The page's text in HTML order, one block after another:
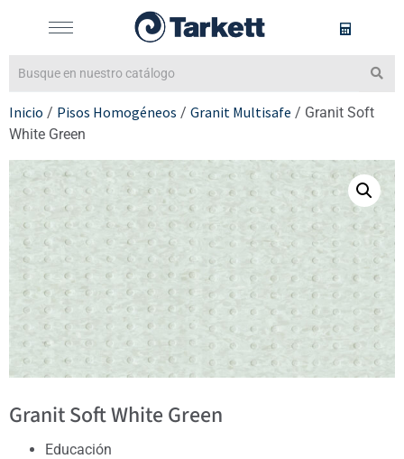
Inicio / Pisos Homogéneos / Granit Multisafe / Granit Soft
White Green
Granit Soft White Green
Educación